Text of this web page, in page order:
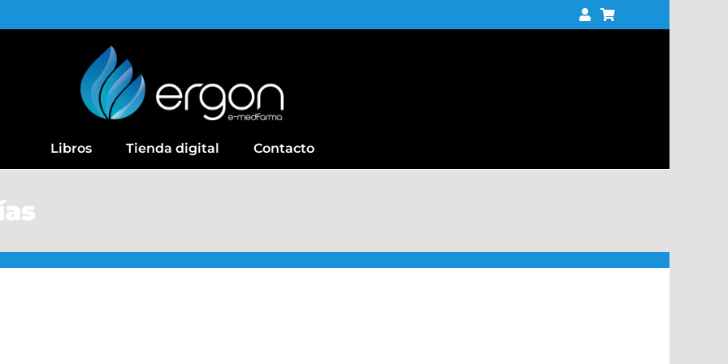
Libros Tienda digital Contacto